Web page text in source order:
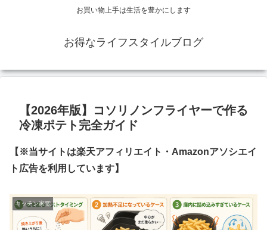
お買い物上手は生活を豊かにします
お得なライフスタイルブログ
【2026年版】コソリノンフライヤーで作る
冷凍ポテト完全ガイド
【※当サイトは楽天アフィリエイト・Amazonアソシエイ
ト広告を利用しています】
キッチン家電